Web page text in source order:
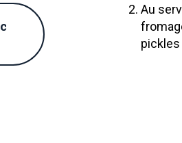
Au
pickles